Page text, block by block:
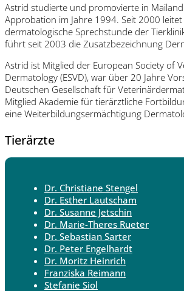
Astrid studierte und promovierte in
Approbation im Jahre 1994. Seit 2000 leitet
dermatologische Sprechstunde der
führt seit 2003 die Zusatzbezeichnung
Astrid ist Mitglied der European Society of
Dermatology (ESVD), war über 20 Jahre
Deutschen Gesellschaft für
Mitglied Akademie für tierärztliche
eine Weiterbildungsermächtigung
Tierärzte
Dr. Christiane Stengel
Dr. Esther Lautscham
Dr. Susanne Jetschin
Dr. Marie-Theres Rueter
Dr. Sebastian Sarter
Dr. Peter Engelhardt
Dr. Moritz Heinrich
Franziska Reimann
Stefanie Siol